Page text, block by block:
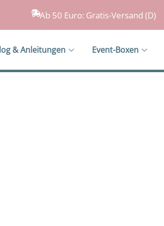
Ab 50 Euro: Gratis-Versand (D)
& Anleitungen Event-Boxen